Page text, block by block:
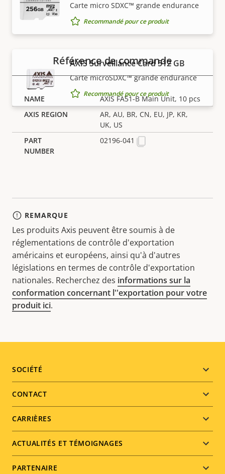
Carte micro SDXC™ grande endurance
Recommandé pour ce produit
AXIS Surveillance Card 512 GB
Carte microSDXC™ grande endurance
Recommandé pour ce produit
Références
Référence de commande
AXIS FA51-B Main Unit, 10 pcs
AR, AU, BR, CN, EU, JP, KR,
UK, US
02196-041
REMARQUE
Les produits Axis peuvent être soumis à de
réglementations de contrôle d'exportation
américains et européens, ainsi qu'à d'autres
législations en termes de contrôle d'exportation
nationales. Recherchez des informations sur la
conformation concernant l''exportation pour votre
produit ici.
Footer
menu
SOCIÉTÉ
CONTACT
CARRIÈRES
ACTUALITÉS ET TÉMOIGNAGES
PARTENAIRE